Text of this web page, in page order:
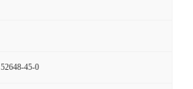
52648-45-0